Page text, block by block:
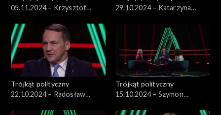
05.11.2024 – Krzysztof
29.10.2024 – Katarzyna
Trójkąt polityczny
22.10.2024 – Radosław
Trójkąt polityczny
15.10.2024 – Szymon